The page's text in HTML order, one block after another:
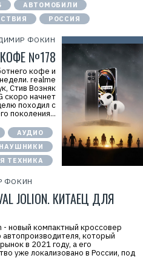
АВТОМОБИЛИ
РОССИЯ
ФОКИН
№178
кофе и
realme
Стив Возняк
скоро начнет
походил с
поколения...
АУДИО
ТЕХНИКА
ФОКИН
JOLION. КИТАЕЦ ДЛЯ
- новый компактный кроссовер
автопроизводителя, который
в 2021 году, а его
уже локализовано в России, под